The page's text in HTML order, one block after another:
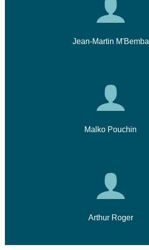
Jean-Martin M'Bemba
Malko Pouchin
Arthur Roger